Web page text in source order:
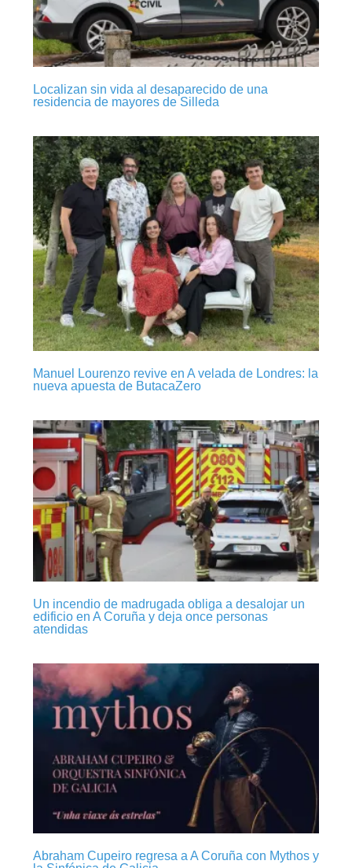
Localizan sin vida al desaparecido de una
residencia de mayores de Silleda
Manuel Lourenzo revive en A velada de Londres: la
nueva apuesta de ButacaZero
Un incendio de madrugada obliga a desalojar un
edificio en A Coruña y deja once personas
atendidas
Abraham Cupeiro regresa a A Coruña con Mythos y